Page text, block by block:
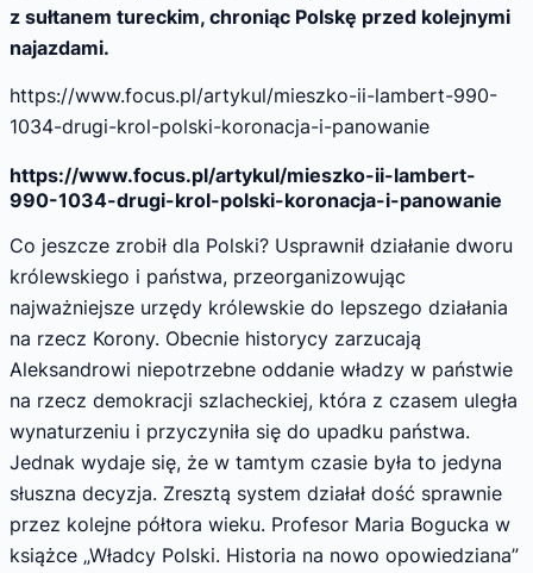
z sułtanem tureckim, chroniąc Polskę przed kolejnymi
najazdami.
https://www.focus.pl/artykul/mieszko-ii-lambert-990-
1034-drugi-krol-polski-koronacja-i-panowanie
https://www.focus.pl/artykul/mieszko-ii-lambert-
990-1034-drugi-krol-polski-koronacja-i-panowanie
Co jeszcze zrobił dla Polski? Usprawnił działanie dworu
królewskiego i państwa, przeorganizowując
najważniejsze urzędy królewskie do lepszego działania
na rzecz Korony. Obecnie historycy zarzucają
Aleksandrowi niepotrzebne oddanie władzy w państwie
na rzecz demokracji szlacheckiej, która z czasem uległa
wynaturzeniu i przyczyniła się do upadku państwa.
Jednak wydaje się, że w tamtym czasie była to jedyna
słuszna decyzja. Zresztą system działał dość sprawnie
przez kolejne półtora wieku. Profesor Maria Bogucka w
książce „Władcy Polski. Historia na nowo opowiedziana”